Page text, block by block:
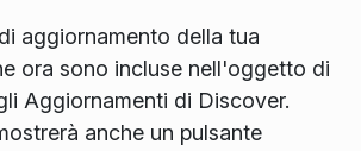
aggiornamento della tua
ora sono incluse nell'oggetto di
Aggiornamenti di Discover.
anche un pulsante